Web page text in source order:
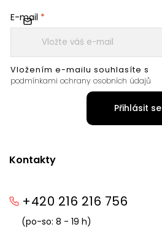
Kontakty
+420 216 216 756
(po-so: 8 - 19 h)
E-mail
Vložením e-mailu souhlasíte s
podmínkami ochrany osobních údajů
Přihlásit se